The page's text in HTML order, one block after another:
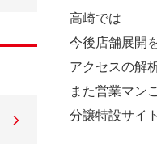
高崎では
今後店舗展開
アクセスの解
また営業マン
分譲特設サイ